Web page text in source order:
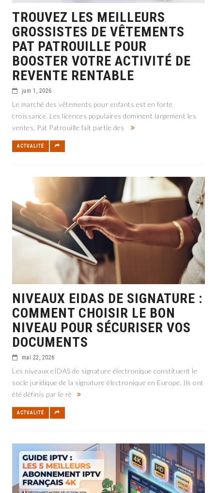
TROUVEZ LES MEILLEURS
GROSSISTES DE VÊTEMENTS
PAT PATROUILLE POUR
BOOSTER VOTRE ACTIVITÉ DE
REVENTE RENTABLE
juin 1, 2026
Le marché des vêtements pour enfants est en forte
croissance. Les licences populaires dominent largement les
ventes. Pat Patrouille fait partie des
ACTUALITÉ
NIVEAUX EIDAS DE SIGNATURE :
COMMENT CHOISIR LE BON
NIVEAU POUR SÉCURISER VOS
DOCUMENTS
mai 22, 2026
Les niveaux eIDAS de signature électronique constituent le
socle juridique de la signature électronique en Europe. Ils ont
été définis par le rè
ACTUALITÉ